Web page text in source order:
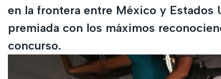
en la frontera entre México y Estados
premiada con los máximos
concurso.